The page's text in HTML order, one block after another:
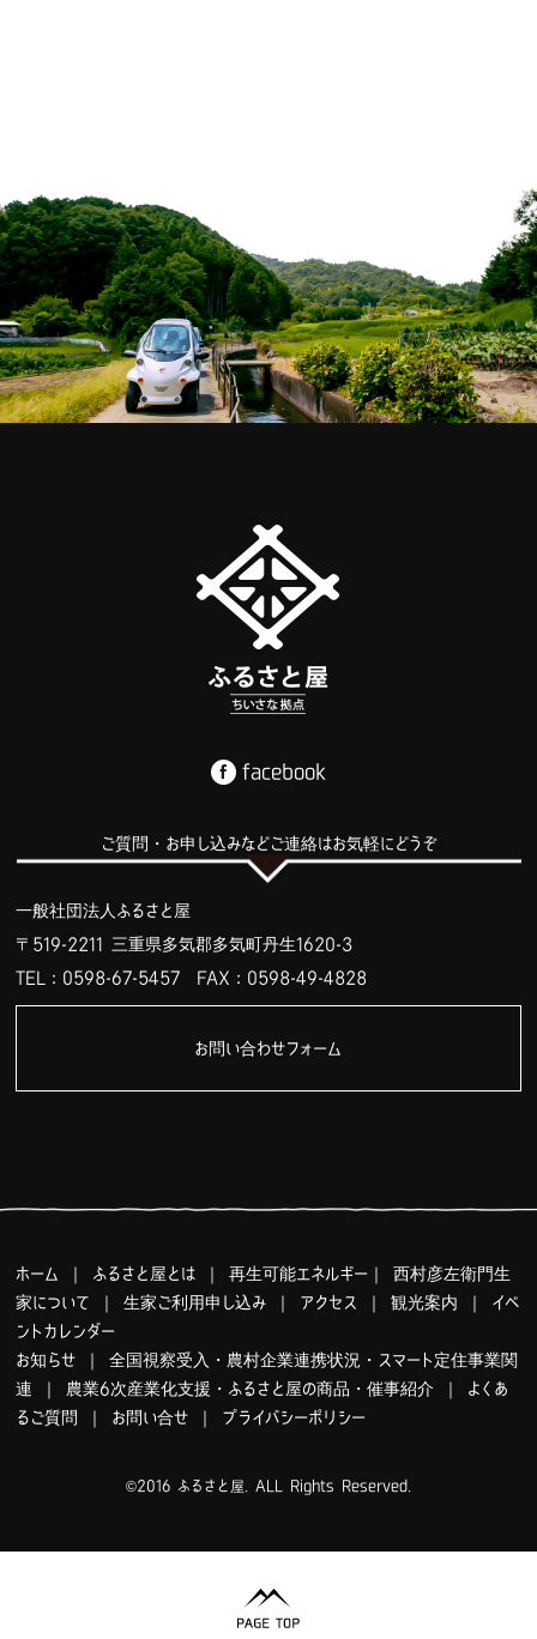
facebook
ご質問・お申し込みなどご連絡はお気軽にどうぞ
一般社団法人ふるさと屋
〒519-2211 三重県多気郡多気町丹生1620-3
TEL：0598-67-5457 FAX：0598-49-4828
お問い合わせフォーム
ホーム ふるさと屋とは ｜再生可能エネルギー ｜西村彦左衛門生
家について
｜生家ご利用申し込み アクセス ｜観光案内
イベ
ントカレンダー
お知らせ ｜全国視察受入・農村企業連携状況・スマート定住事業関
連
農業6次産業化支援・ふるさと屋の商品・催事紹介
よくあ
るご質問
お問い合せ プライバシーポリシー
©2016 ふるさと屋. ALL Rights Reserved.